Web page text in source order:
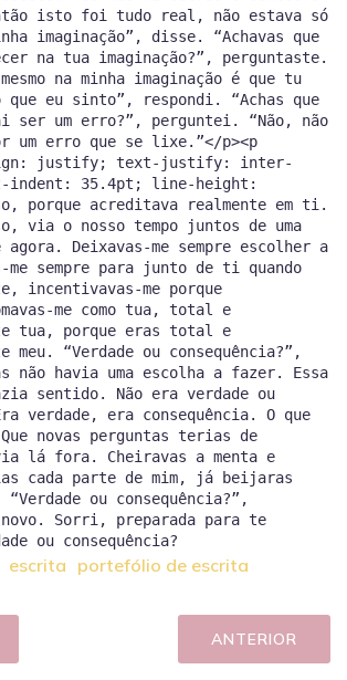
escrita portefólio de escrita
ANTERIOR